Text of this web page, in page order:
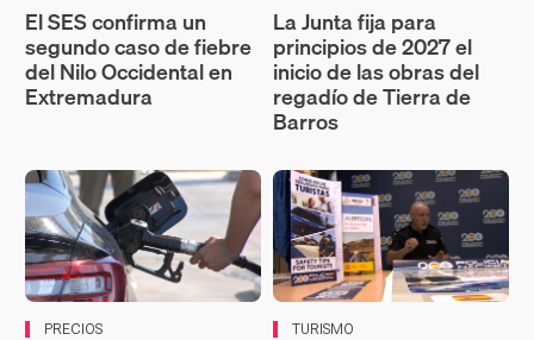
El SES confirma un
segundo caso de fiebre
del Nilo Occidental en
Extremadura
La Junta fija para
principios de 2027 el
inicio de las obras del
regadío de Tierra de
Barros
PRECIOS TURISMO